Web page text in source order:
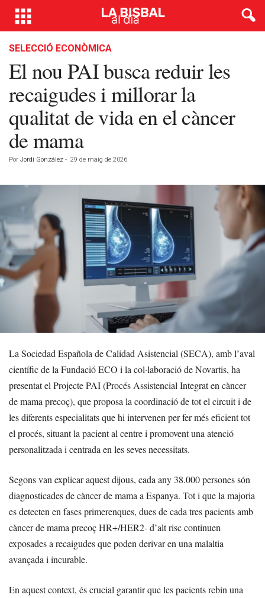
SELECCIÓ ECONÒMICA
El nou PAI busca reduir les
recaigudes i millorar la
qualitat de vida en el càncer
de mama
Por Jordi González - 29 de maig de 2026
La Sociedad Española de Calidad Asistencial (SECA), amb l’aval
científic de la Fundació ECO i la col·laboració de Novartis, ha
presentat el Projecte PAI (Procés Assistencial Integrat en càncer
de mama precoç), que proposa la coordinació de tot el circuit i de
les diferents especialitats que hi intervenen per fer més eficient tot
el procés, situant la pacient al centre i promovent una atenció
personalitzada i centrada en les seves necessitats.
Segons van explicar aquest dijous, cada any 38.000 persones són
diagnosticades de càncer de mama a Espanya. Tot i que la majoria
es detecten en fases primerenques, dues de cada tres pacients amb
càncer de mama precoç HR+/HER2- d’alt risc continuen
exposades a recaigudes que poden derivar en una malaltia
avançada i incurable.
En aquest context, és crucial garantir que les pacients rebin una